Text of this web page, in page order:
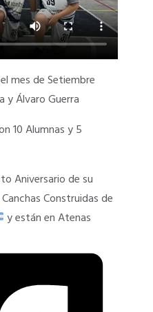
mes de Setiembre
y Álvaro Guerra
10 Alumnas y 5
Aniversario de su
Construidas de
y están en Atenas